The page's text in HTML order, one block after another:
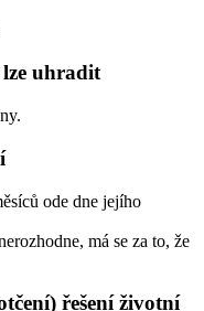
uhradit
ode dne jejího
má se za to, že
řešení životní